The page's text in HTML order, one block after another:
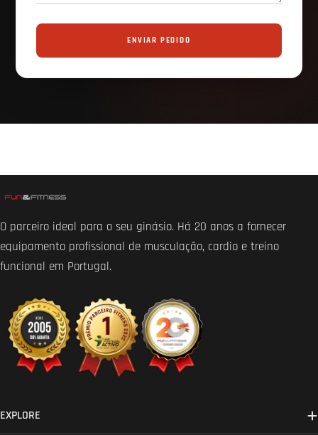
ENVIAR PEDIDO
O parceiro ideal para o seu ginásio. Há 20 anos a fornecer
equipamento profissional de musculação, cardio e treino
funcional em Portugal.
EXPLORE